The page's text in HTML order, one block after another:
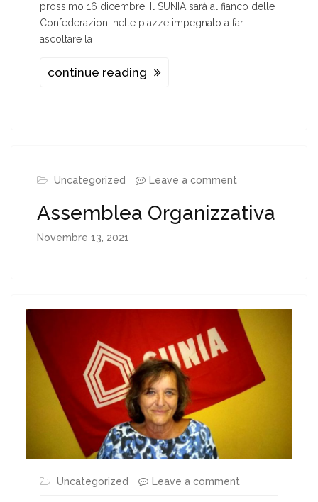
prossimo 16 dicembre. Il SUNIA sarà al fianco delle
Confederazioni nelle piazze impegnato a far
ascoltare la
continue reading
Uncategorized Leave a comment
Assemblea Organizzativa
Novembre 13, 2021
Uncategorized Leave a comment